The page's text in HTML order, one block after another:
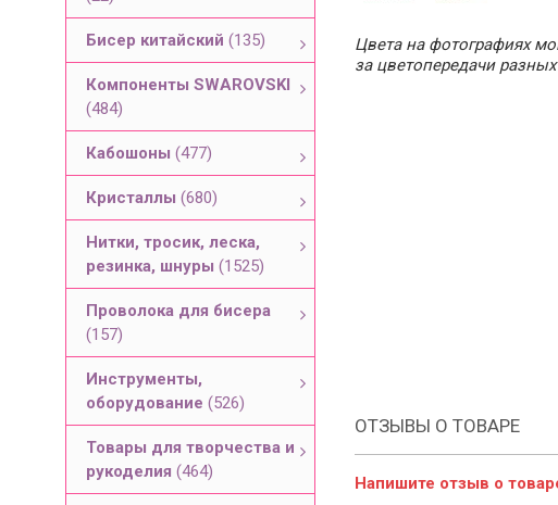
Бисер китайский (135)
Компоненты SWAROVSKI
(484)
Кабошоны (477)
Кристаллы (680)
Нитки, тросик, леска,
резинка, шнуры (1525)
Проволока для бисера
(157)
Инструменты,
оборудование (526)
Товары для творчества и
рукоделия (464)
Цвета на фотографиях
за цветопередачи
ОТЗЫВЫ О ТОВАРЕ
Напишите отзыв о